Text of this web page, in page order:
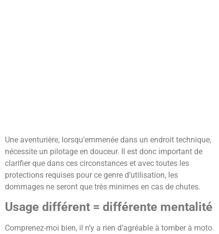
Une aventurière, lorsqu’emmenée dans un endroit technique,
nécessite un pilotage en douceur. Il est donc important de
clarifier que dans ces circonstances et avec toutes les
protections requises pour ce genre d’utilisation, les
dommages ne seront que très minimes en cas de chutes.
Usage différent = différente mentalité
Comprenez-moi bien, il n’y a rien d’agréable à tomber à moto.